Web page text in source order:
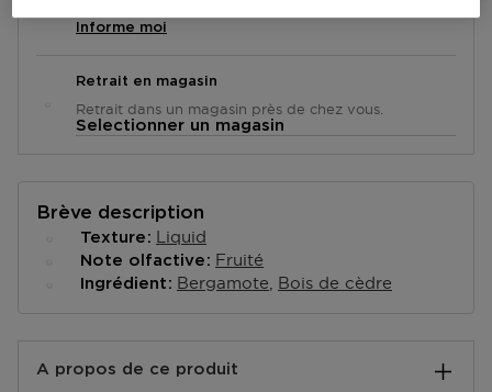
Informe moi
Retrait en magasin
Retrait dans un magasin près de chez vous.
Selectionner un magasin
Brève description
Texture Liquid
Note olfactive Fruité
Ingrédient Bergamote Bois de cèdre
A propos de ce produit